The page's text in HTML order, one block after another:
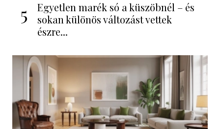
5
Egyetlen marék só a küszöbnél – és
sokan különös változást vettek
észre...